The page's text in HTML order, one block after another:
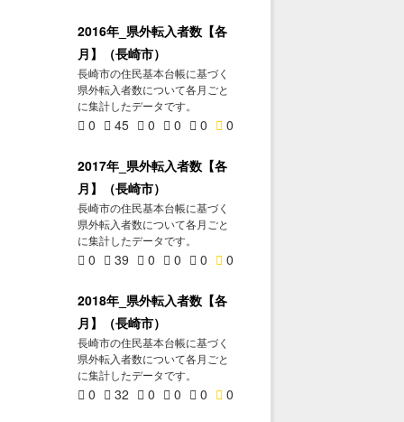
2016年_県外転入者数【各
月】（長崎市）
長崎市の住民基本台帳に基づく
県外転入者数について各月ごと
に集計したデータです。
0 45 0 0 0 0
2017年_県外転入者数【各
月】（長崎市）
長崎市の住民基本台帳に基づく
県外転入者数について各月ごと
に集計したデータです。
0 39 0 0 0 0
2018年_県外転入者数【各
月】（長崎市）
長崎市の住民基本台帳に基づく
県外転入者数について各月ごと
に集計したデータです。
0 32 0 0 0 0